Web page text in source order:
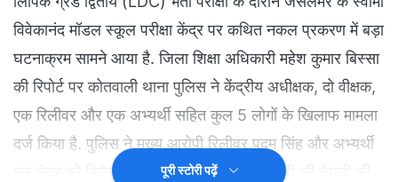
विवेकानंद मॉडल स्कूल परीक्षा केंद्र पर कथित नकल प्रकरण में बड़ा
घटनाक्रम सामने आया है. जिला शिक्षा अधिकारी महेश कुमार बिस्सा
की रिपोर्ट पर कोतवाली थाना पुलिस ने केंद्रीय अधीक्षक, दो वीक्षक,
एक रिलीवर और एक अभ्यर्थी सहित कुल 5 लोगों के खिलाफ मामला
दर्ज किया है. पुलिस ने मुख्य आरोपी रिलीवर पदम सिंह और अभ्यर्थी
मनु कंवर को डिटेन कर लिया है तथा जल्द गिरफ्तारी की तैयारी की
पूरी स्टोरी पढ़ें